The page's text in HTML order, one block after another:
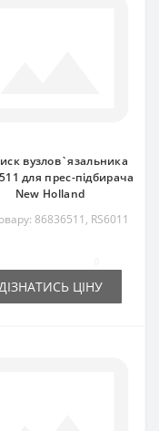
вузлов`язальника
для прес-підбирача
New Holland
86836511, RS6011
ЦІНУ